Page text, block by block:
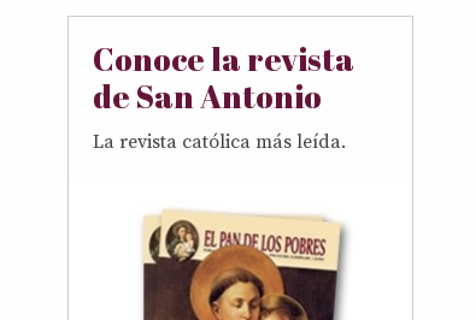
Conoce la revista
de San Antonio
La revista católica más leída.